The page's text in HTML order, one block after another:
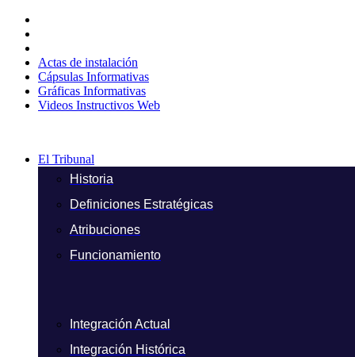
contenido
Actas de instalación
Cápsulas Informativas
Gráficas Informativas
Videos Instructivos Web
El Tribunal
Historia
Definiciones Estratégicas
Atribuciones
Funcionamiento
Integración Actual
Integración Histórica